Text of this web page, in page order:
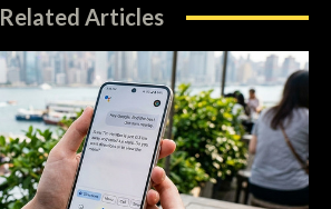
Related Articles